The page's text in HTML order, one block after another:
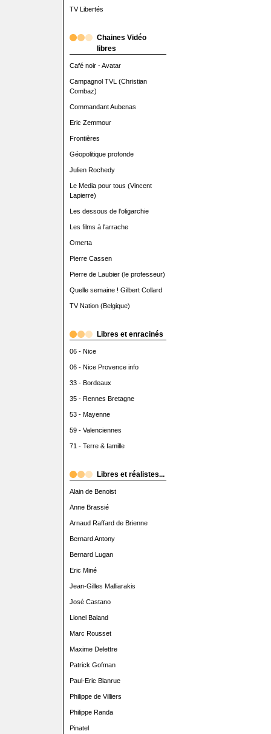
TV Libertés
Chaines Vidéo
libres
Café noir - Avatar
Campagnol TVL (Christian
Combaz)
Commandant Aubenas
Eric Zemmour
Frontières
Géopolitique profonde
Julien Rochedy
Le Media pour tous (Vincent
Lapierre)
Les dessous de l'oligarchie
Les films à l'arrache
Omerta
Pierre Cassen
Pierre de Laubier (le professeur)
Quelle semaine ! Gilbert Collard
TV Nation (Belgique)
Libres et enracinés
06 - Nice
06 - Nice Provence info
33 - Bordeaux
35 - Rennes Bretagne
53 - Mayenne
59 - Valenciennes
71 - Terre & famille
Libres et réalistes...
Alain de Benoist
Anne Brassié
Arnaud Raffard de Brienne
Bernard Antony
Bernard Lugan
Eric Miné
Jean-Gilles Malliarakis
José Castano
Lionel Baland
Marc Rousset
Maxime Delettre
Patrick Gofman
Paul-Eric Blanrue
Philippe de Villiers
Philippe Randa
Pinatel